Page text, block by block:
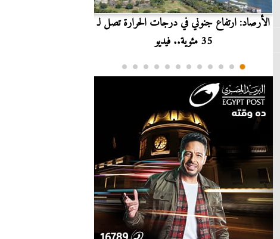
الأرصاد: ارتفاع جنوني في درجات الحرارة تصل لـ
35 مئوية.. فيديو